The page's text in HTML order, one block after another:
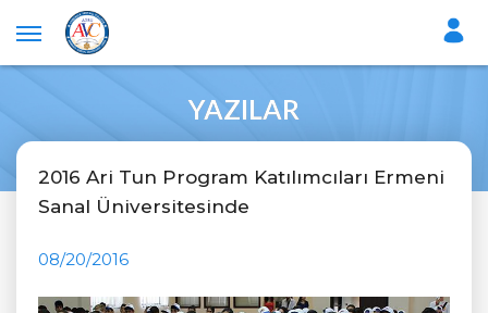
YAZILAR
2016 Ari Tun Program Katılımcıları Ermeni
Sanal Üniversitesinde
08/20/2016